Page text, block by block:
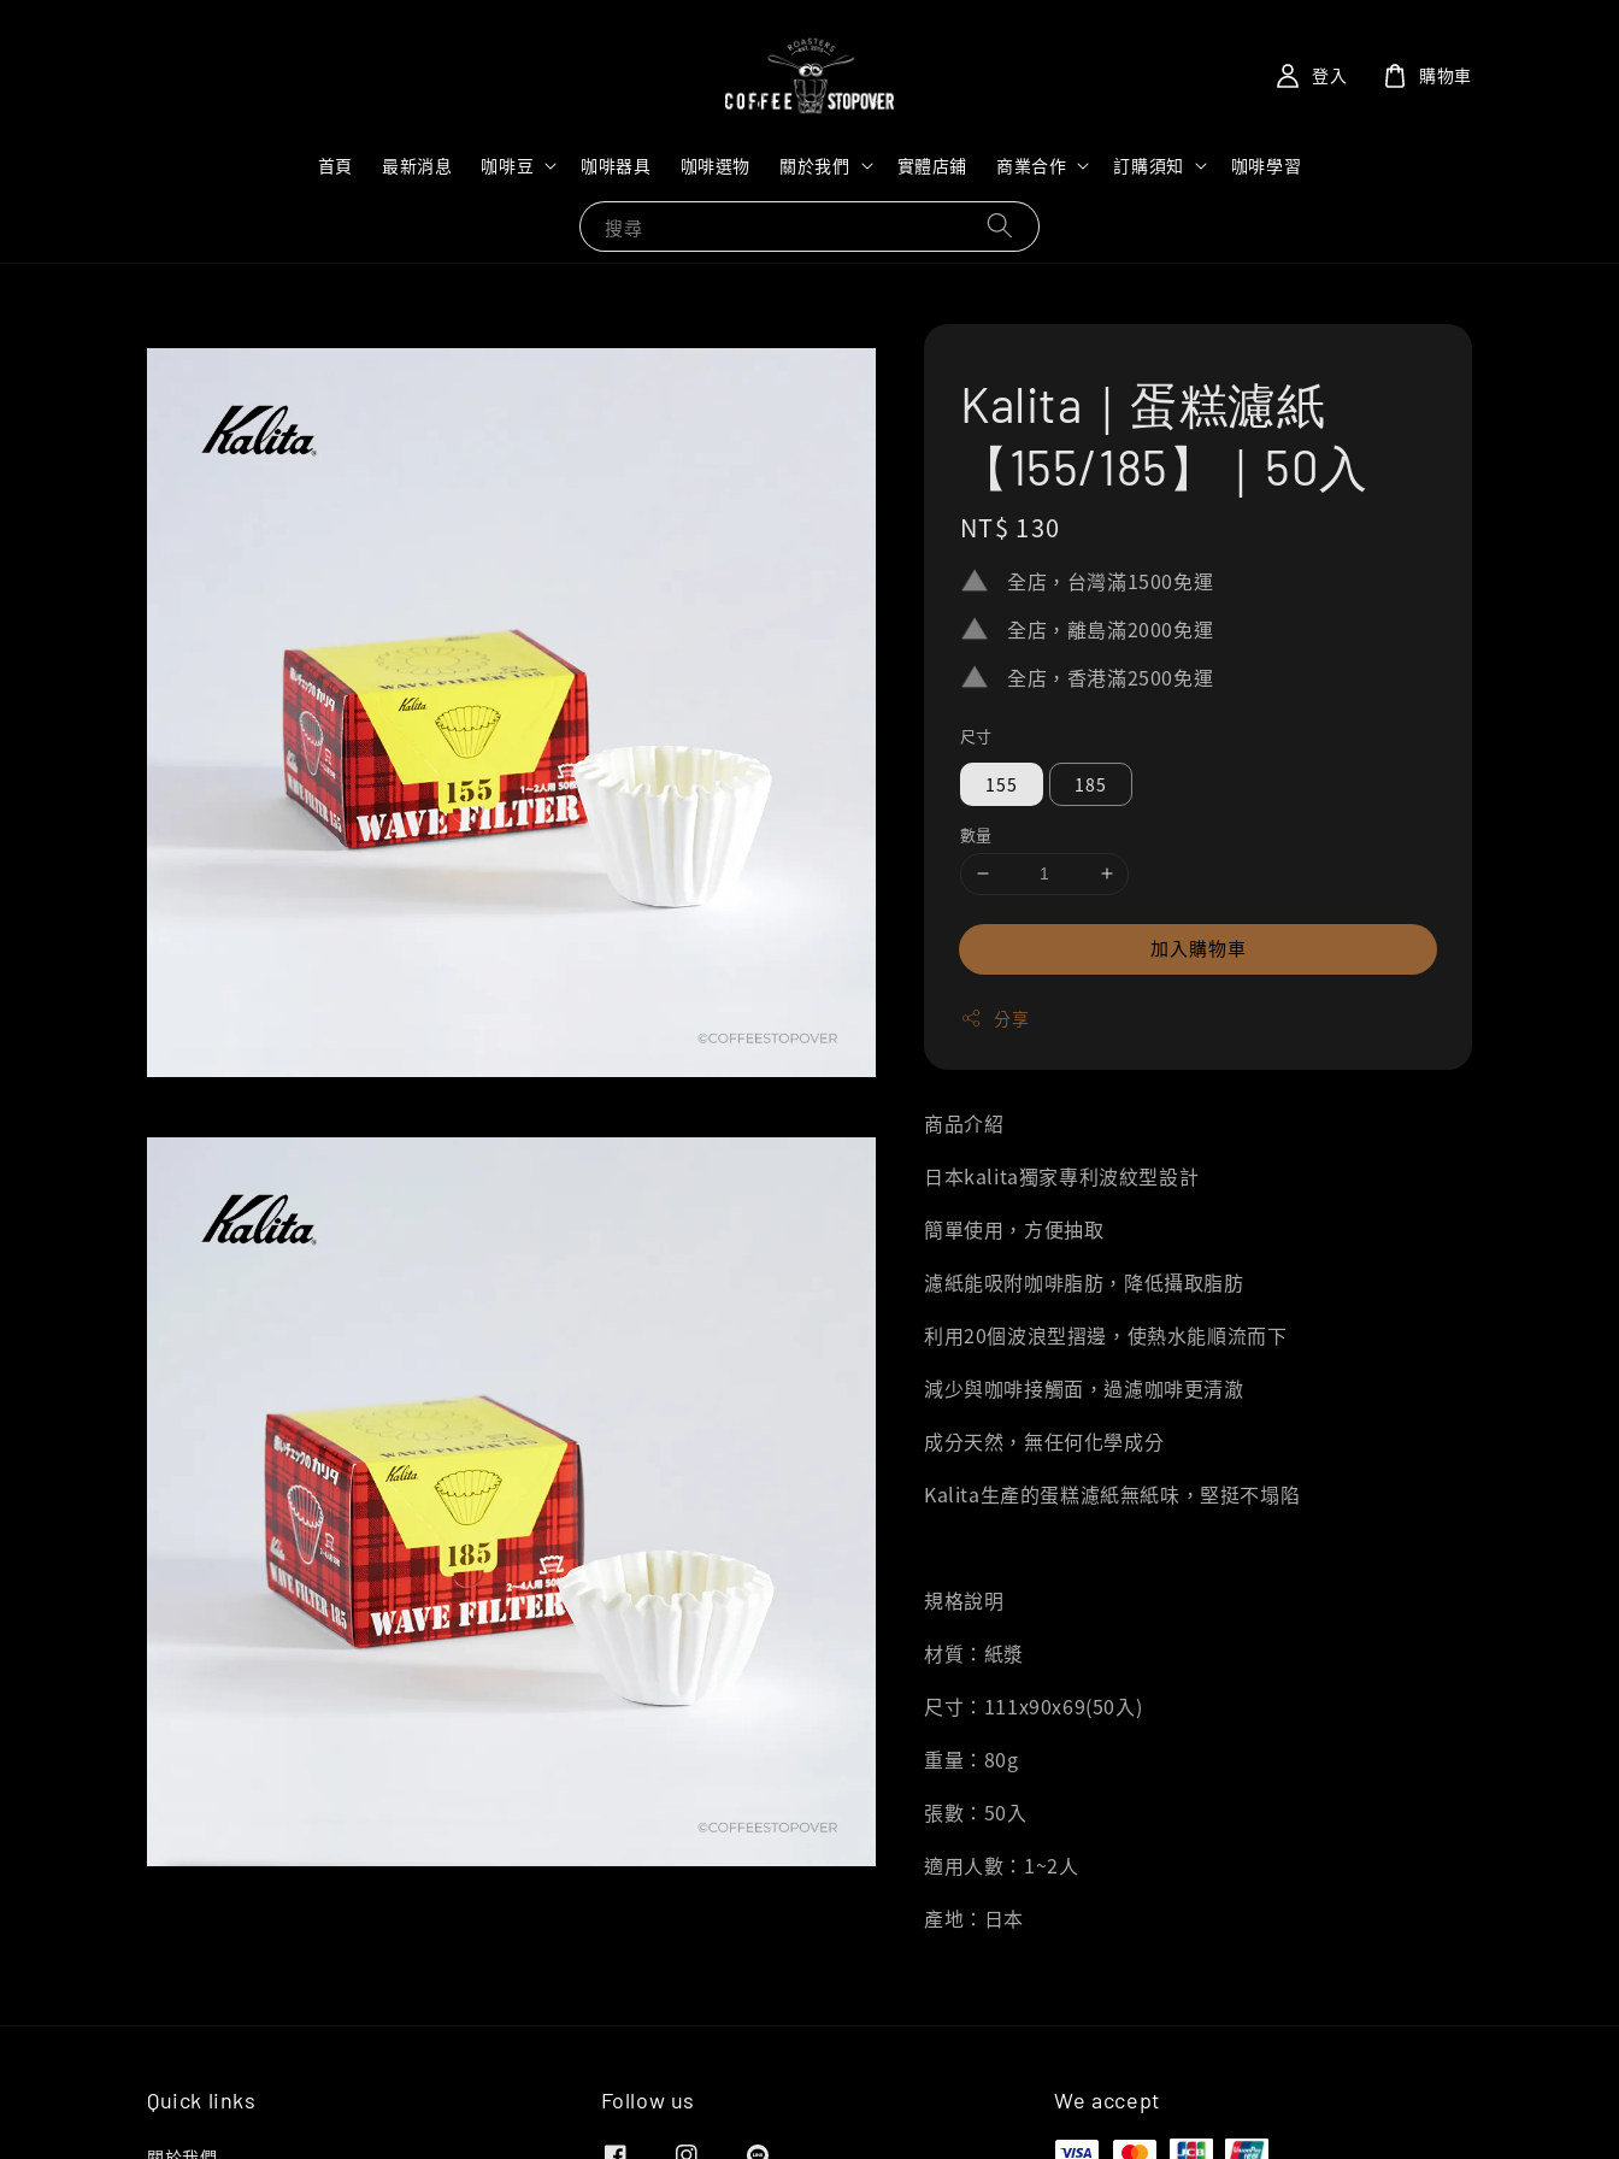
搜尋
首頁 最新消息 咖啡豆 咖啡器具 咖啡選物 關於我們 實體店鋪 商業合作 訂購須知 咖啡學習
登入 購物車
Kalita｜蛋糕濾紙
【155/185】｜50入
Regular
price
NT$ 130
全店，台灣滿1500免運
全店，離島滿2000免運
全店，香港滿2500免運
尺寸
155 185
數量
加入購物車
分享
商品介紹
日本kalita獨家專利波紋型設計
簡單使用，方便抽取
濾紙能吸附咖啡脂肪，降低攝取脂肪
利用20個波浪型摺邊，使熱水能順流而下
減少與咖啡接觸面，過濾咖啡更清澈
成分天然，無任何化學成分
Kalita生產的蛋糕濾紙無紙味，堅挺不塌陷
規格說明
材質：紙漿
尺寸：111x90x69(50入)
重量：80g
張數：50入
適用人數：1~2人
產地：日本
Quick links Follow us We accept